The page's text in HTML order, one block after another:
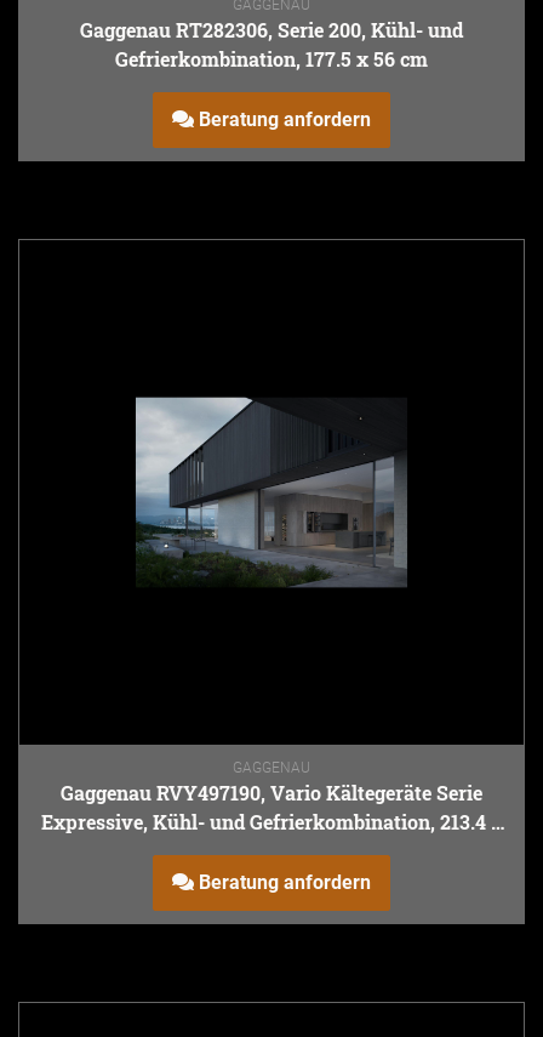
GAGGENAU
Gaggenau RT282306, Serie 200, Kühl- und
Gefrierkombination, 177.5 x 56 cm
Beratung anfordern
GAGGENAU
Gaggenau RVY497190, Vario Kältegeräte Serie
Expressive, Kühl- und Gefrierkombination, 213.4 x
90 cm
Beratung anfordern